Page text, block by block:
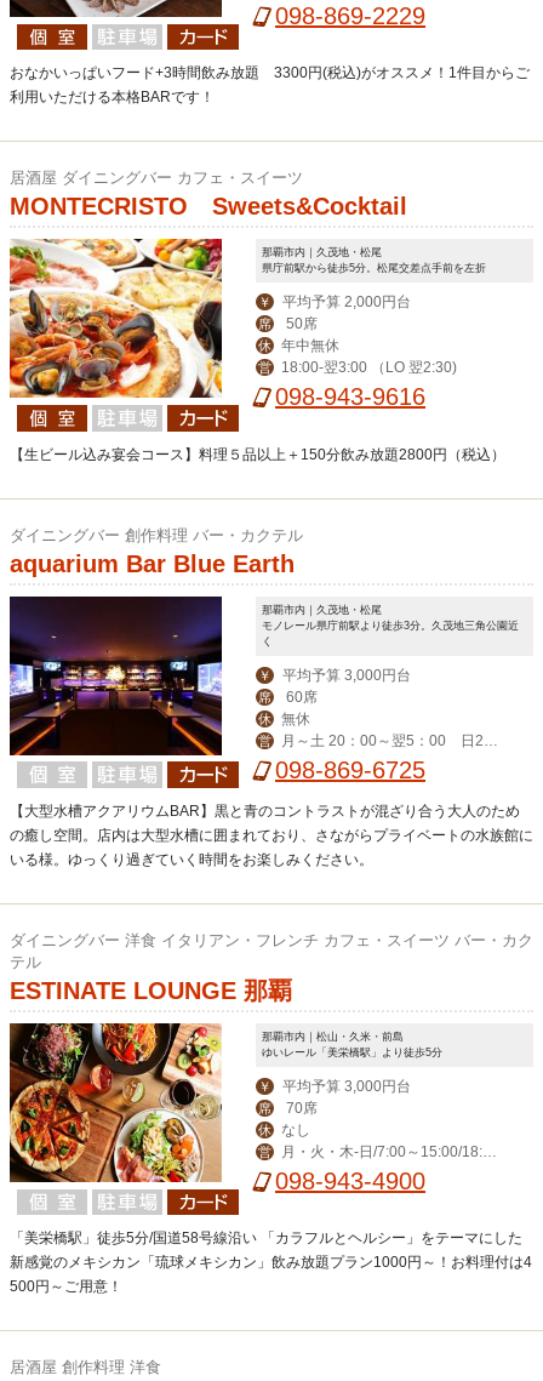
098-869-2229
おなかいっぱいフード+3時間飲み放題 3300円(税込)がオススメ！1件目からご
利用いただける本格BARです！
居酒屋 ダイニングバー カフェ・スイーツ
MONTECRISTO Sweets&Cocktail
那覇市内｜久茂地・松尾
県庁前駅から徒歩5分。松尾交差点手前を左折
￥ 平均予算 2,000円台
席 50席
休 年中無休
営 18:00-翌3:00 （LO 翌2:30)
098-943-9616
【生ビール込み宴会コース】料理５品以上＋150分飲み放題2800円（税込）
ダイニングバー 創作料理 バー・カクテル
aquarium Bar Blue Earth
那覇市内｜久茂地・松尾
モノレール県庁前駅より徒歩3分。久茂地三角公園近
く
￥ 平均予算 3,000円台
席 60席
休 無休
営
月～土 20：00～翌5：00 日2
0：00～翌3：00
098-869-6725
【大型水槽アクアリウムBAR】黒と青のコントラストが混ざり合う大人のため
の癒し空間。店内は大型水槽に囲まれており、さながらプライベートの水族館に
いる様。ゆっくり過ぎていく時間をお楽しみください。
ダイニングバー 洋食 イタリアン・フレンチ カフェ・スイーツ バー・カク
テル
ESTINATE LOUNGE 那覇
那覇市内｜松山・久米・前島
ゆいレール「美栄橋駅」より徒歩5分
￥ 平均予算 3,000円台
席 70席
休 なし
営
月・火・木-日/7:00～15:00/18:00
～23:00(料理L.O. 22:00) 毎週水曜日は
098-943-4900
「美栄橋駅」徒歩5分/国道58号線沿い 「カラフルとヘルシー」をテーマにした
新感覚のメキシカン「琉球メキシカン」飲み放題プラン1000円～！お料理付は4
500円～ご用意！
居酒屋 創作料理 洋食